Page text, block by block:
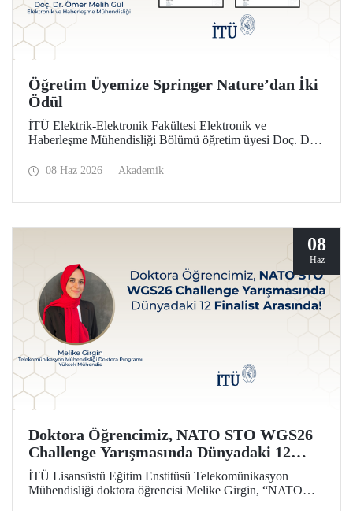
Öğretim Üyemize Springer Nature’dan İki
Ödül
İTÜ Elektrik-Elektronik Fakültesi Elektronik ve
Haberleşme Mühendisliği Bölümü öğretim üyesi Doç. Dr.
“Editor of Distinction Awards” kapsamında iki ödüle layık
08 Haz 2026 Akademik
08
Haz
Doktora Öğrencimiz, NATO STO WGS26
Challenge Yarışmasında Dünyadaki 12
Finalist Arasında!
İTÜ Lisansüstü Eğitim Enstitüsü Telekomünikasyon
Mühendisliği doktora öğrencisi Melike Girgin, “NATO